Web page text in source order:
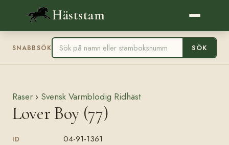
Häststam
SNABBSÖK SÖK
Raser › Svensk Varmblodig Ridhäst
Lover Boy (77)
ID 04-91-1361